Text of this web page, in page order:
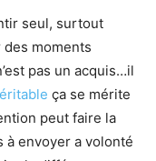
seul, surtout
des moments
pas un acquis…il
ça se mérite
peut faire la
à envoyer a volonté